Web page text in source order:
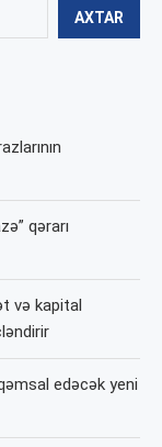
AXTAR
qərarı
və kapital
edəcək yeni